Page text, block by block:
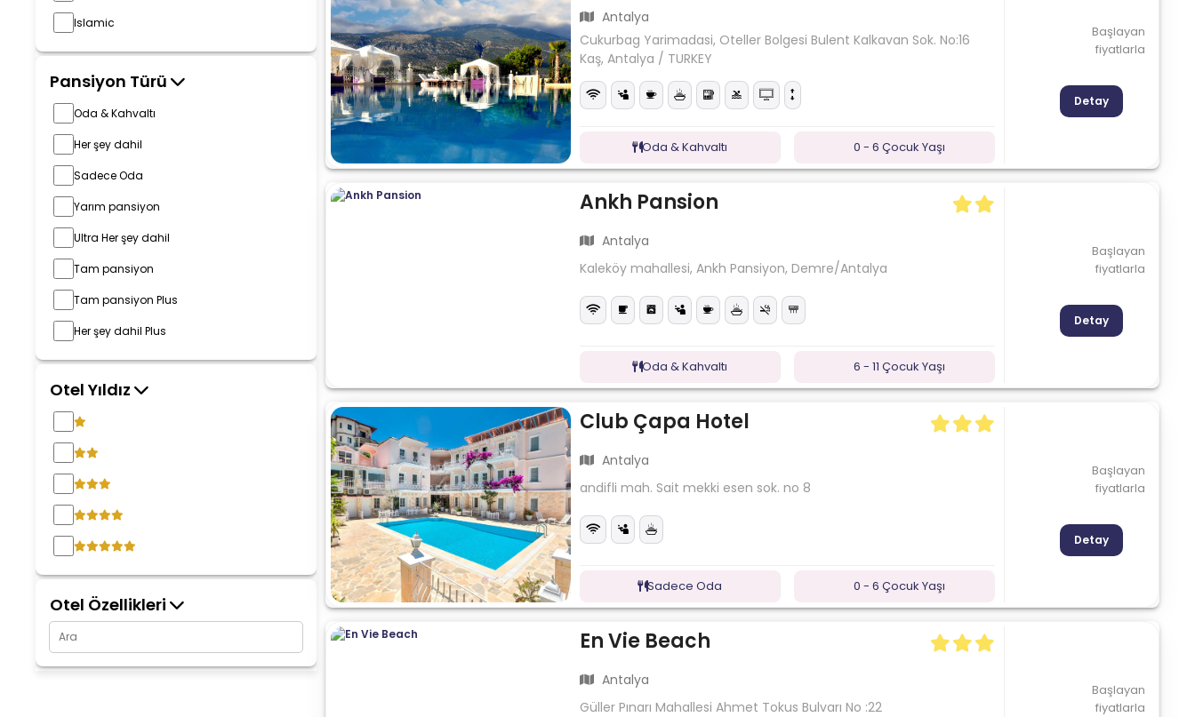
Islamic
Pansiyon Türü
Oda & Kahvaltı
Her şey dahil
Sadece Oda
Yarım pansiyon
Ultra Her şey dahil
Tam pansiyon
Tam pansiyon Plus
Her şey dahil Plus
Otel Yıldız
Otel Özellikleri
Antalya
Cukurbag Yarimadasi, Oteller Bolgesi Bulent Kalkavan Sok. No:16
Kaş, Antalya / TURKEY
Oda & Kahvaltı 0 - 6 Çocuk Yaşı
Başlayan
fiyatlarla
Detay
Ankh Pansion
Antalya
Kaleköy mahallesi, Ankh Pansiyon, Demre/Antalya
Oda & Kahvaltı 6 - 11 Çocuk Yaşı
Başlayan
fiyatlarla
Detay
Club Çapa Hotel
Antalya
andifli mah. Sait mekki esen sok. no 8
Sadece Oda 0 - 6 Çocuk Yaşı
Başlayan
fiyatlarla
Detay
En Vie Beach
Antalya
Güller Pınarı Mahallesi Ahmet Tokus Bulvarı No :22
Başlayan
fiyatlarla